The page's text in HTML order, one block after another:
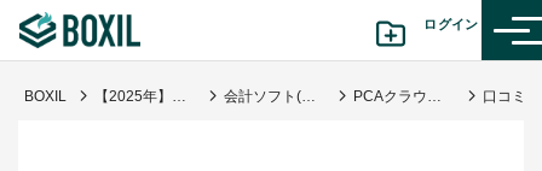
ログイン
BOXIL 【2025年】会計ソフトおすすめ比較14選！企業規模別タイプ分け 会計ソフト(財務会計) PCAクラウド 会計